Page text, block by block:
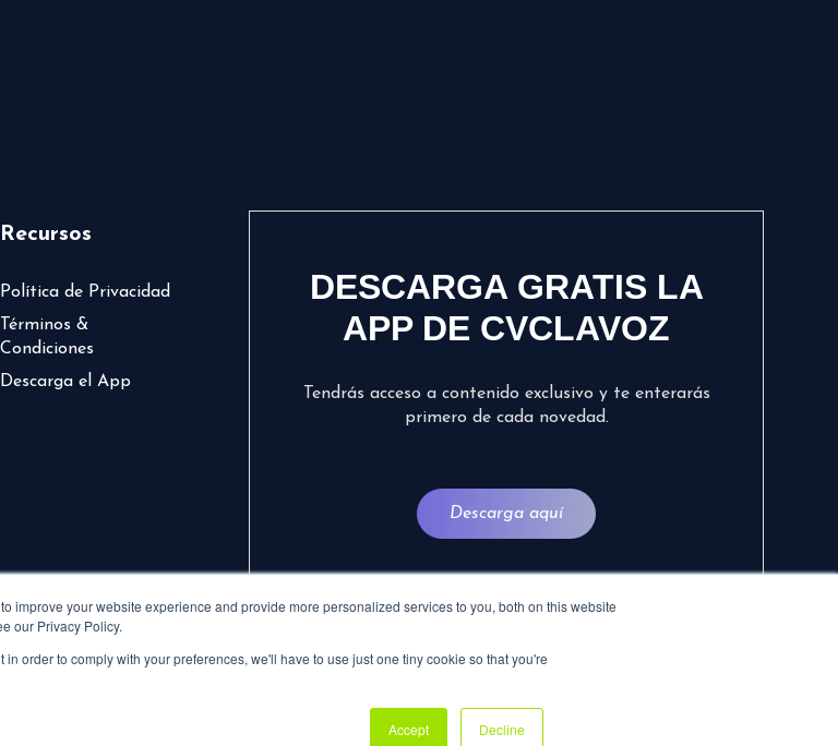
improve your website experience and provide more personalized services to you, both on this website
our Privacy Policy.
order to comply with your preferences, we'll have to use just one tiny cookie so that you're
Accept Decline
Recursos
Política de Privacidad
Términos &
Condiciones
Descarga el App
DESCARGA GRATIS LA
APP DE CVCLAVOZ
Tendrás acceso a contenido exclusivo y te enterarás
primero de cada novedad.
Descarga aquí